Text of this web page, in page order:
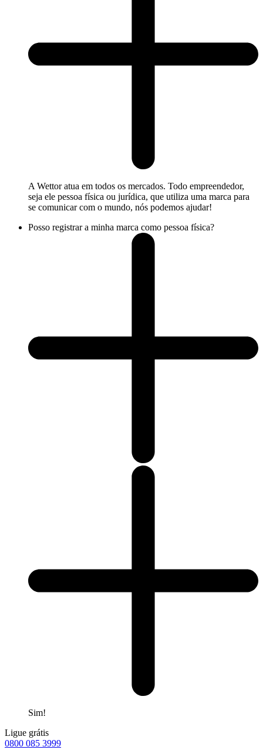
A Wettor atua em todos os mercados. Todo empreendedor,
seja ele pessoa física ou jurídica, que utiliza uma marca para
se comunicar com o mundo, nós podemos ajudar!
Posso registrar a minha marca como pessoa física?
Sim!
Ligue grátis
0800 085 3999